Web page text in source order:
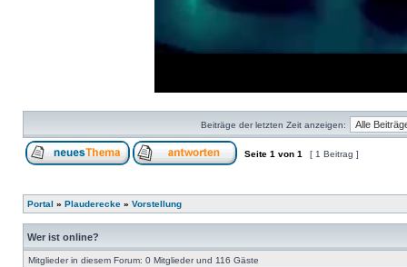
Beiträge der letzten Zeit anzeigen:
Seite 1 von 1 [ 1 Beitrag ]
Portal » Plauderecke » Vorstellung
Wer ist online?
Mitglieder in diesem Forum: 0 Mitglieder und 116 Gäste